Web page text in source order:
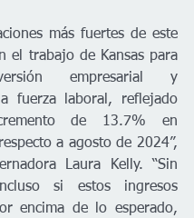
más fuertes de este
el trabajo de Kansas para
empresarial y
fuerza laboral, reflejado
de 13.7% en
a agosto de 2024”,
Laura Kelly. “Sin
si estos ingresos
encima de lo esperado,